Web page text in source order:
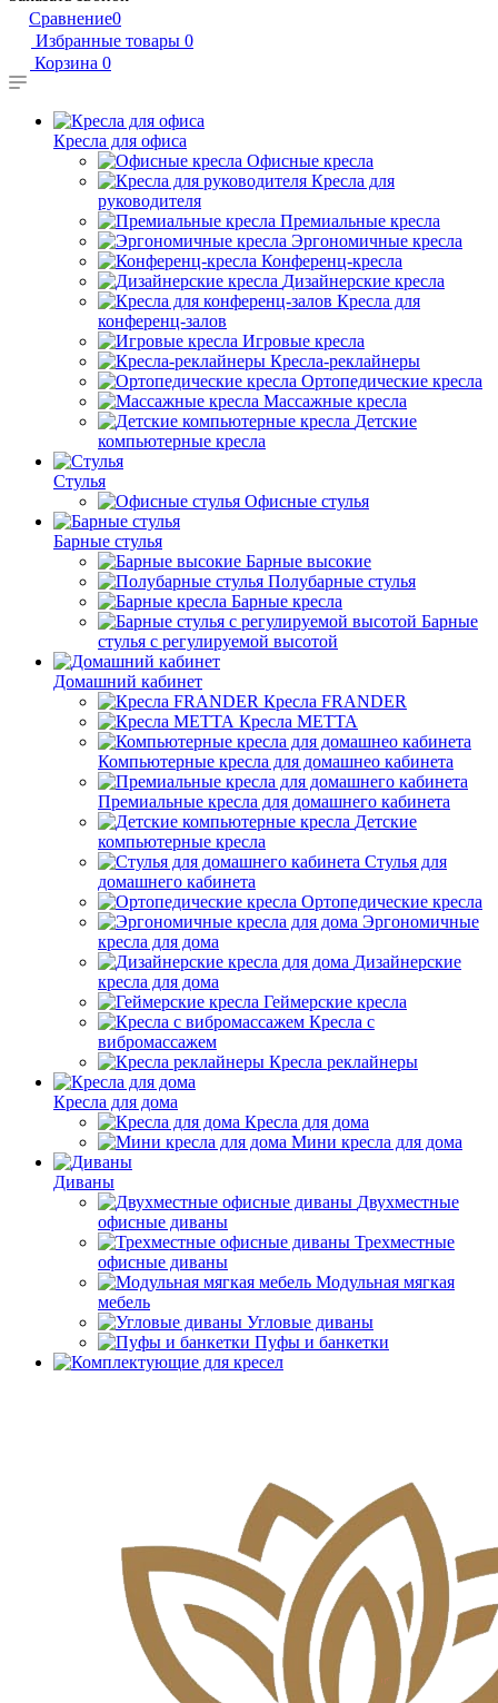
Сравнение0
Избранные товары 0
Корзина 0
Кресла для офиса
Офисные кресла
Кресла для
руководителя
Премиальные кресла
Эргономичные кресла
Конференц-кресла
Дизайнерские кресла
Кресла для
конференц-залов
Игровые кресла
Кресла-реклайнеры
Ортопедические кресла
Массажные кресла
Детские
компьютерные кресла
Стулья
Офисные стулья
Барные стулья
Барные высокие
Полубарные стулья
Барные кресла
Барные
стулья с регулируемой высотой
Домашний кабинет
Кресла FRANDER
Кресла METTA
Компьютерные кресла для домашнео кабинета
Премиальные кресла для домашнего кабинета
Детские
компьютерные кресла
Стулья для
домашнего кабинета
Ортопедические кресла
Эргономичные
кресла для дома
Дизайнерские
кресла для дома
Геймерские кресла
Кресла с
вибромассажем
Кресла реклайнеры
Кресла для дома
Кресла для дома
Мини кресла для дома
Диваны
Двухместные
офисные диваны
Трехместные
офисные диваны
Модульная мягкая
мебель
Угловые диваны
Пуфы и банкетки